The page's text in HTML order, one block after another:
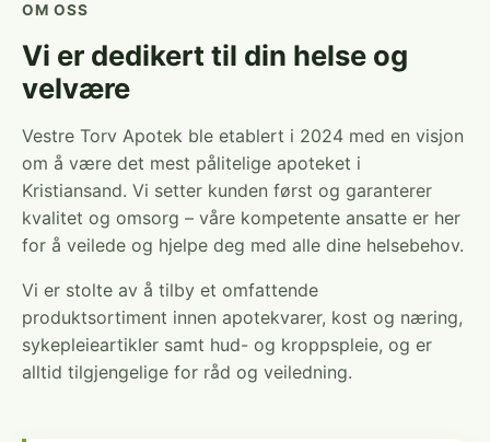
OM OSS
Vi er dedikert til din helse og
velvære
Vestre Torv Apotek ble etablert i 2024 med en visjon
om å være det mest pålitelige apoteket i
Kristiansand. Vi setter kunden først og garanterer
kvalitet og omsorg – våre kompetente ansatte er her
for å veilede og hjelpe deg med alle dine helsebehov.
Vi er stolte av å tilby et omfattende
produktsortiment innen apotekvarer, kost og næring,
sykepleieartikler samt hud- og kroppspleie, og er
alltid tilgjengelige for råd og veiledning.